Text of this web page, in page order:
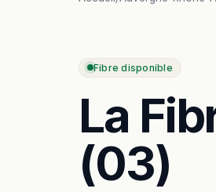
Fibre disponible
La
(03)